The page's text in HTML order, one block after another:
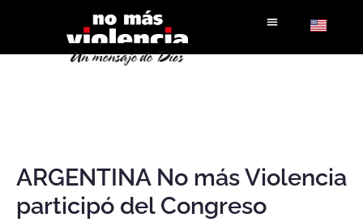
contenido
ARGENTINA No más Violencia
participó del Congreso